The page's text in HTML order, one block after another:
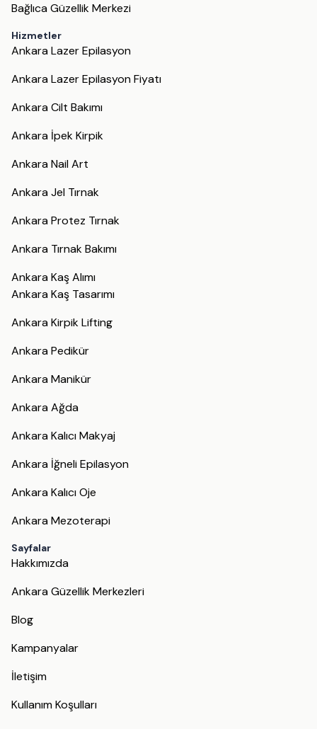
Bağlıca Güzellik Merkezi
Hizmetler
Ankara Lazer Epilasyon
Ankara Lazer Epilasyon Fiyatı
Ankara Cilt Bakımı
Ankara İpek Kirpik
Ankara Nail Art
Ankara Jel Tırnak
Ankara Protez Tırnak
Ankara Tırnak Bakımı
Ankara Kaş Alımı
Ankara Kaş Tasarımı
Ankara Kirpik Lifting
Ankara Pedikür
Ankara Manikür
Ankara Ağda
Ankara Kalıcı Makyaj
Ankara İğneli Epilasyon
Ankara Kalıcı Oje
Ankara Mezoterapi
Sayfalar
Hakkımızda
Ankara Güzellik Merkezleri
Blog
Kampanyalar
İletişim
Kullanım Koşulları